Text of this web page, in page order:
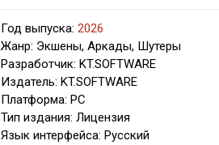
Год выпуска: 2026
Жанр: Экшены, Аркады, Шутеры
Разработчик: KT.SOFTWARE
Издатель: KT.SOFTWARE
Платформа: PC
Тип издания: Лицензия
Язык интерфейса: Русский